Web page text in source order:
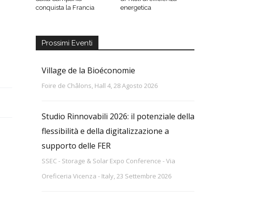
conquista la Francia
energetica
Prossimi Eventi
Village de la Bioéconomie
Foire de Châlons, Hall 4, 28 Agosto 2026
Studio Rinnovabili 2026: il potenziale della
flessibilità e della digitalizzazione a
supporto delle FER
SSEC - Storage & Solar Expo Conference - Via
Oreficeria Vicenza - Italy, 23 Settembre 2026